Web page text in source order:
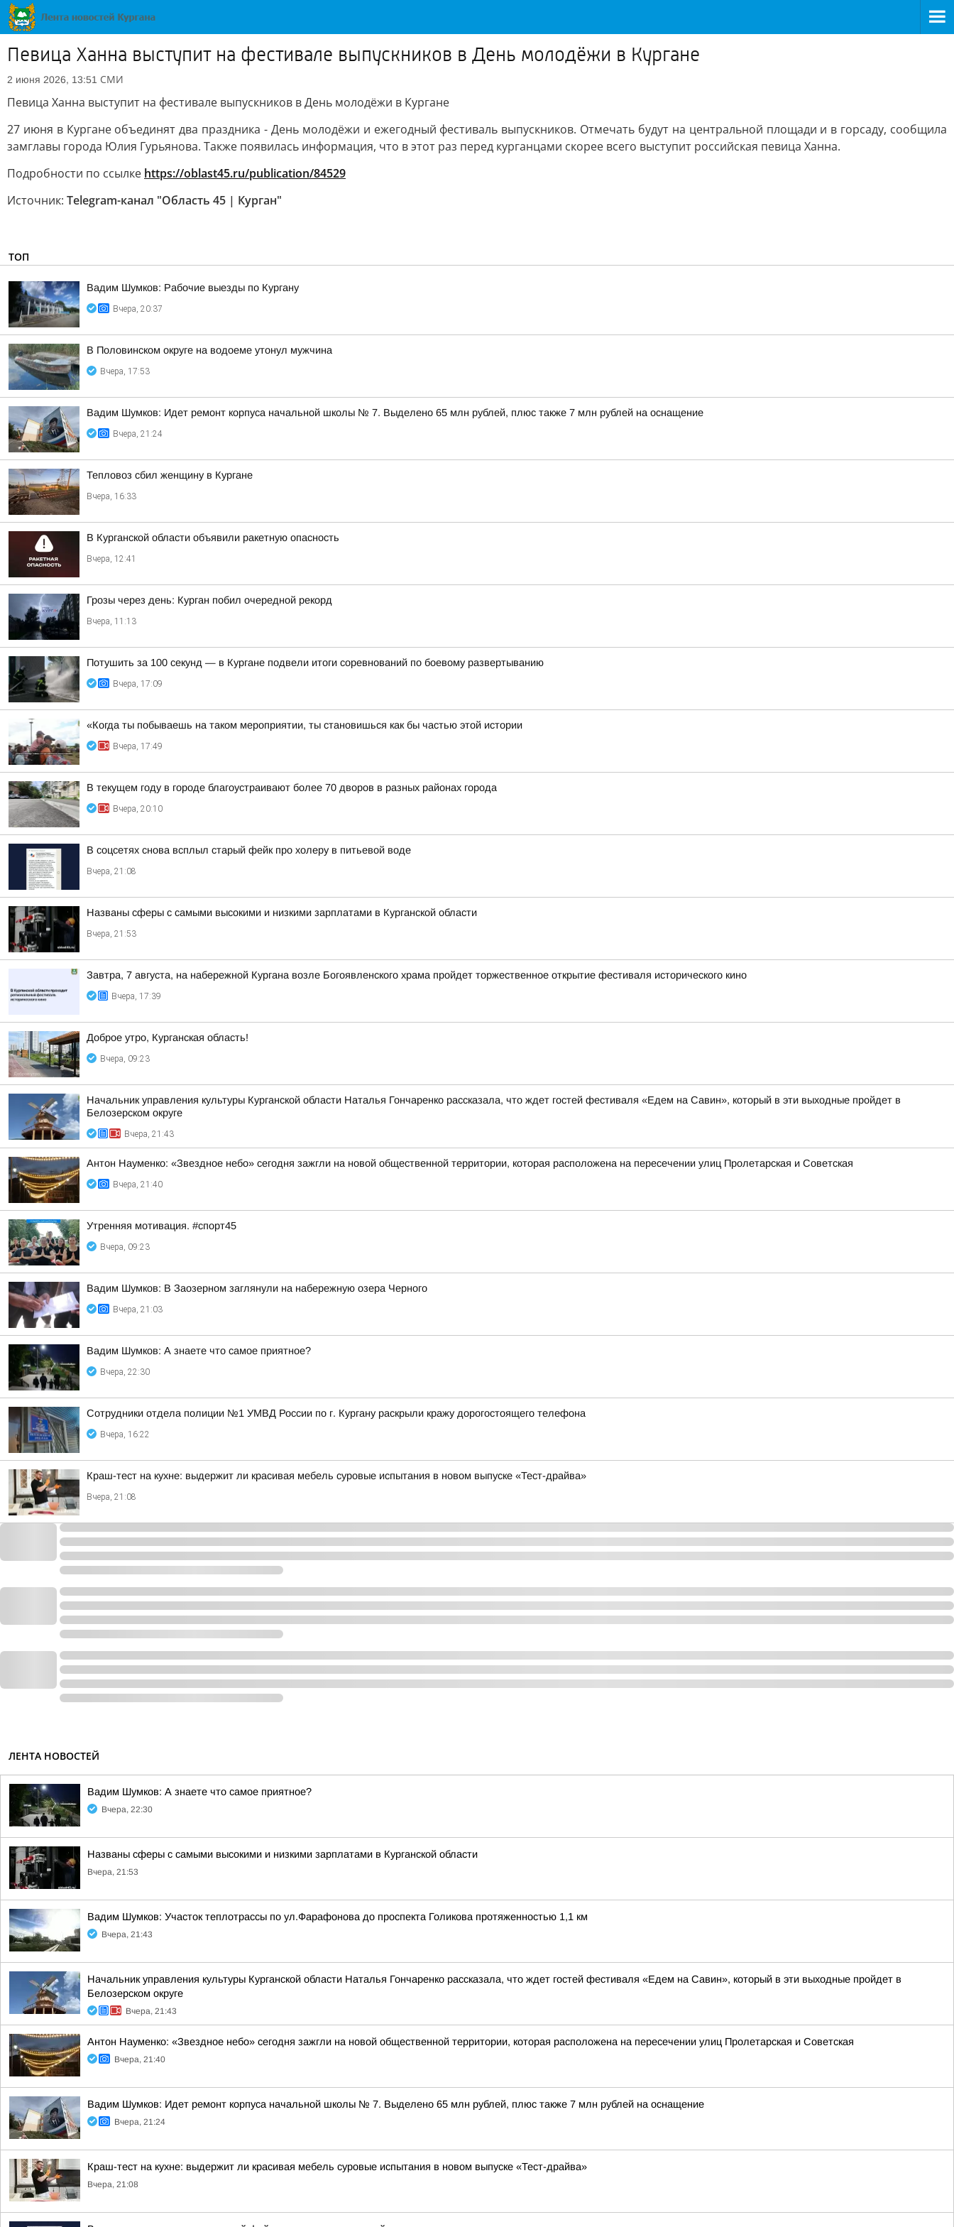
Певица Ханна выступит на фестивале выпускников в День молодёжи в Кургане
2 июня 2026, 13:51 СМИ
Певица Ханна выступит на фестивале выпускников в День молодёжи в Кургане
27 июня в Кургане объединят два праздника - День молодёжи и ежегодный фестиваль выпускников. Отмечать будут на центральной площади и в горсаду, сообщила
замглавы города Юлия Гурьянова. Также появилась информация, что в этот раз перед курганцами скорее всего выступит российская певица Ханна.
Подробности по ссылке https://oblast45.ru/publication/84529
Источник: Telegram-канал "Область 45 | Курган"
ТОП
Вадим Шумков: Рабочие выезды по Кургану
Вчера, 20:37
В Половинском округе на водоеме утонул мужчина
Вчера, 17:53
Вадим Шумков: Идет ремонт корпуса начальной школы № 7. Выделено 65 млн рублей, плюс также 7 млн рублей на оснащение
Вчера, 21:24
Тепловоз сбил женщину в Кургане
Вчера, 16:33
В Курганской области объявили ракетную опасность
Вчера, 12:41
Грозы через день: Курган побил очередной рекорд
Вчера, 11:13
Потушить за 100 секунд — в Кургане подвели итоги соревнований по боевому развертыванию
Вчера, 17:09
«Когда ты побываешь на таком мероприятии, ты становишься как бы частью этой истории
Вчера, 17:49
В текущем году в городе благоустраивают более 70 дворов в разных районах города
Вчера, 20:10
В соцсетях снова всплыл старый фейк про холеру в питьевой воде
Вчера, 21:08
Названы сферы с самыми высокими и низкими зарплатами в Курганской области
Вчера, 21:53
Завтра, 7 августа, на набережной Кургана возле Богоявленского храма пройдет торжественное открытие фестиваля исторического кино
Вчера, 17:39
Доброе утро, Курганская область!
Вчера, 09:23
Начальник управления культуры Курганской области Наталья Гончаренко рассказала, что ждет гостей фестиваля «Едем на Савин», который в эти выходные пройдет в
Белозерском округе
Вчера, 21:43
Антон Науменко: «Звездное небо» сегодня зажгли на новой общественной территории, которая расположена на пересечении улиц Пролетарская и Советская
Вчера, 21:40
Утренняя мотивация. #спорт45
Вчера, 09:23
Вадим Шумков: В Заозерном заглянули на набережную озера Черного
Вчера, 21:03
Вадим Шумков: А знаете что самое приятное?
Вчера, 22:30
Сотрудники отдела полиции №1 УМВД России по г. Кургану раскрыли кражу дорогостоящего телефона
Вчера, 16:22
Краш-тест на кухне: выдержит ли красивая мебель суровые испытания в новом выпуске «Тест-драйва»
Вчера, 21:08
ЛЕНТА НОВОСТЕЙ
Вадим Шумков: А знаете что самое приятное?
Вчера, 22:30
Названы сферы с самыми высокими и низкими зарплатами в Курганской области
Вчера, 21:53
Вадим Шумков: Участок теплотрассы по ул.Фарафонова до проспекта Голикова протяженностью 1,1 км
Вчера, 21:43
Начальник управления культуры Курганской области Наталья Гончаренко рассказала, что ждет гостей фестиваля «Едем на Савин», который в эти выходные пройдет в
Белозерском округе
Вчера, 21:43
Антон Науменко: «Звездное небо» сегодня зажгли на новой общественной территории, которая расположена на пересечении улиц Пролетарская и Советская
Вчера, 21:40
Вадим Шумков: Идет ремонт корпуса начальной школы № 7. Выделено 65 млн рублей, плюс также 7 млн рублей на оснащение
Вчера, 21:24
Краш-тест на кухне: выдержит ли красивая мебель суровые испытания в новом выпуске «Тест-драйва»
Вчера, 21:08